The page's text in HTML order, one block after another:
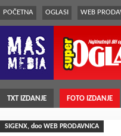
POČETNA OGLASI WEB
TXT IZDANJE FOTO IZDANJE
SIGENX, doo WEB PRODAVNICA